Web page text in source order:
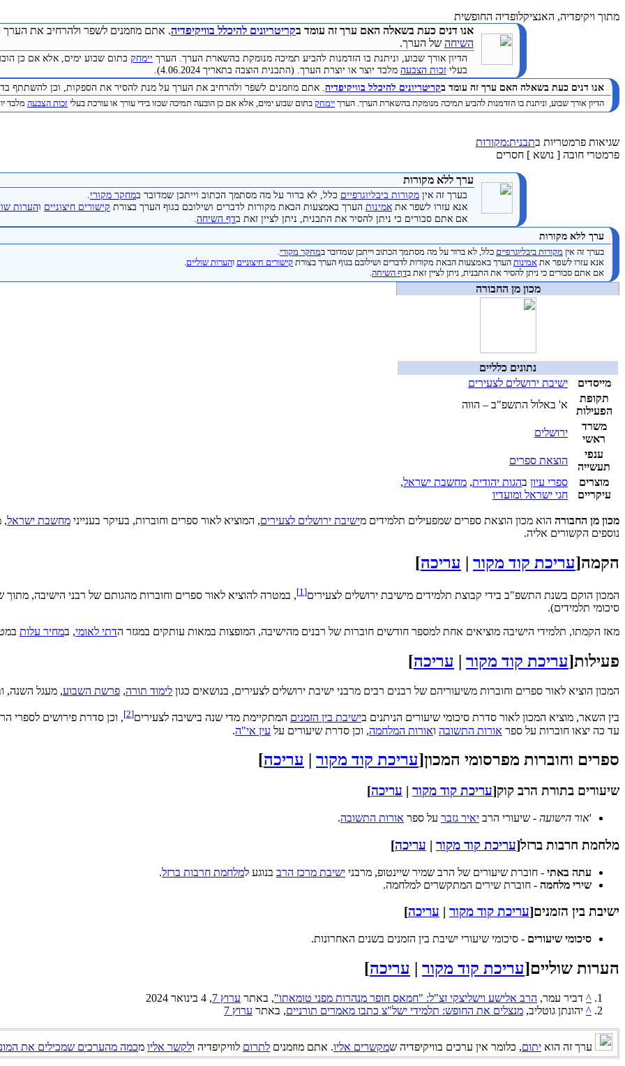
מתוך ויקיפדיה, האנציקלופדיה החופשית
אנו דנים כעת בשאלה האם ערך זה עומד בקריטריונים להיכלל בוויקיפדיה. אתם מוזמנים לשפר ולהרחיב את
השיחה של הערך.
הדיון אורך שבוע, וניתנת בו הזדמנות להביע תמיכה מנומקת בהשארת הערך. הערך יימחק בתום שבוע ימים, אלא אם כן
בעלי זכות הצבעה מלבד יוצר או יוצרת הערך. (התבנית הוצבה בתאריך 4.06.2024).
אנו דנים כעת בשאלה האם ערך זה עומד בקריטריונים להיכלל בוויקיפדיה. אתם מוזמנים לשפר ולהרחיב את הערך על מנת להסיר את הספקות, וכן להשתתף
הדיון אורך שבוע, וניתנת בו הזדמנות להביע תמיכה מנומקת בהשארת הערך. הערך יימחק בתום שבוע ימים, אלא אם כן הובעה תמיכה שכזו בידי עורך או עורכת בעלי זכות הצבעה מלבד
שגיאות פרמטריות בתבנית:מקורות
פרמטרי חובה [ נושא ] חסרים
ערך ללא מקורות
בערך זה אין מקורות ביבליוגרפיים כלל, לא ברור על מה מסתמך הכתוב וייתכן שמדובר במחקר מקורי.
אנא עזרו לשפר את אמינות הערך באמצעות הבאת מקורות לדברים ושילובם בגוף הערך בצורת קישורים חיצוניים והערות
אם אתם סבורים כי ניתן להסיר את התבנית, ניתן לציין זאת בדף השיחה.
ערך ללא מקורות
בערך זה אין מקורות ביבליוגרפיים כלל, לא ברור על מה מסתמך הכתוב וייתכן שמדובר במחקר מקורי.
אנא עזרו לשפר את אמינות הערך באמצעות הבאת מקורות לדברים ושילובם בגוף הערך בצורת קישורים חיצוניים והערות שוליים.
אם אתם סבורים כי ניתן להסיר את התבנית, ניתן לציין זאת בדף השיחה.
מכון מן החבורה
נתונים כלליים
מייסדים
ישיבת ירושלים לצעירים
תקופת
הפעילות
א' באלול התשפ"ב – הווה
משרד
ראשי
ירושלים
ענפי
תעשייה
הוצאת ספרים
מוצרים
עיקריים
ספרי עיון בהגות יהודית, מחשבת ישראל,
חגי ישראל ומועדיו
מכון מן החבורה הוא מכון הוצאת ספרים שמפעילים תלמידים מישיבת ירושלים לצעירים, המוציא לאור ספרים וחוברות, בעיקר בענייני מחשבת ישראל,
נוספים הקשורים אליה.
הקמה[עריכת קוד מקור עריכה]
המכון הוקם בשנת התשפ"ב בידי קבוצת תלמידים מישיבת ירושלים לצעירים[1] , במטרה להוציא לאור ספרים וחוברות מהגותם של רבני הישיבה, מתוך
סיכומי תלמידים).
מאז הקמתו, תלמידי הישיבה מוציאים אחת למספר חודשים חוברות של רבנים מהישיבה, המופצות במאות עותקים במגזר הדתי לאומי, במחיר עלות
פעילות[עריכת קוד מקור עריכה]
המכון הוציא לאור ספרים וחוברות משיעוריהם של רבנים רבים מרבני ישיבת ירושלים לצעירים, בנושאים כגון לימוד תורה, פרשת השבוע, מעגל השנה,
בין השאר, מוציא המכון לאור סדרת סיכומי שיעורים הניתנים בישיבת בין הזמנים המתקיימת מדי שנה בישיבה לצעירים[2] , וכן סדרת פירושים לספרי
עד כה יצאו חוברות על ספר אורות התשובה ואורות המלחמה, וכן סדרת שיעורים על עין אי"ה.
ספרים וחוברות מפרסומי המכון[עריכת קוד מקור עריכה]
שיעורים בתורת הרב קוק[עריכת קוד מקור | עריכה]
'אור הישועה - שיעורי הרב יאיר גזבר על ספר אורות התשובה.
מלחמת חרבות ברזל[עריכת קוד מקור | עריכה]
עתה באתי - חוברת שיעורים של הרב שמיר שיינטופ, מרבני ישיבת מרכז הרב בנוגע למלחמת חרבות ברזל.
שירי מלחמה - חוברת שירים המתקשרים למלחמה.
ישיבת בין הזמנים[עריכת קוד מקור | עריכה]
סיכומי שיעורים - סיכומי שיעורי ישיבת בין הזמנים בשנים האחרונות.
הערות שוליים[עריכת קוד מקור | עריכה]
^ דביר עמר, הרב אלישע וישליצקי זצ"ל: "חמאס חופר מנהרות מפני טומאתו", באתר ערוץ 7
, 4 בינואר 2024
^ יהונתן גוטליב, מנצלים את החופש: תלמידי ישל"צ כתבו מאמרים תורניים, באתר ערוץ 7
ערך זה הוא יתום, כלומר אין ערכים בוויקיפדיה שמקשרים אליו. אתם מוזמנים לתרום לוויקיפדיה ולקשר אליו מכמה מהערכים שמכילים את